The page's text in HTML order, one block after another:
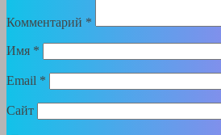
Комментарий *
Имя *
Email *
Сайт